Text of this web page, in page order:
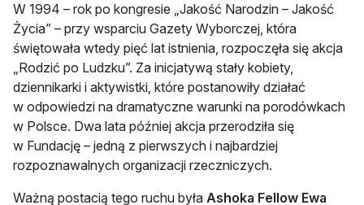
W 1994 – rok po kongresie „Jakość Narodzin – Jakość
Życia” – przy wsparciu Gazety Wyborczej, która
świętowała wtedy pięć lat istnienia, rozpoczęła się akcja
„Rodzić po Ludzku”. Za inicjatywą stały kobiety,
dziennikarki i aktywistki, które postanowiły działać
w odpowiedzi na dramatyczne warunki na porodówkach
w Polsce. Dwa lata później akcja przerodziła się
w Fundację – jedną z pierwszych i najbardziej
rozpoznawalnych organizacji rzeczniczych.
Ważną postacią tego ruchu była Ashoka Fellow Ewa